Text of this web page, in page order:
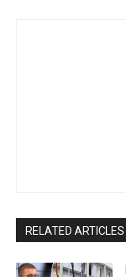
RELATED ARTICLES